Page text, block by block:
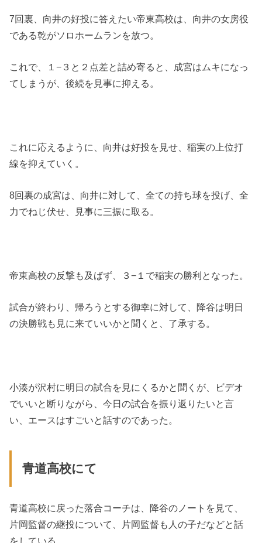
7回裏、向井の好投に答えたい帝東高校は、向井の女房役
である乾がソロホームランを放つ。
これで、１−３と２点差と詰め寄ると、成宮はムキになっ
てしまうが、後続を見事に抑える。
これに応えるように、向井は好投を見せ、稲実の上位打
線を抑えていく。
8回裏の成宮は、向井に対して、全ての持ち球を投げ、全
力でねじ伏せ、見事に三振に取る。
帝東高校の反撃も及ばず、３−１で稲実の勝利となった。
試合が終わり、帰ろうとする御幸に対して、降谷は明日
の決勝戦も見に来ていいかと聞くと、了承する。
小湊が沢村に明日の試合を見にくるかと聞くが、ビデオ
でいいと断りながら、今日の試合を振り返りたいと言
い、エースはすごいと話すのであった。
青道高校にて
青道高校に戻った落合コーチは、降谷のノートを見て、
片岡監督の継投について、片岡監督も人の子だなどと話
をしている。